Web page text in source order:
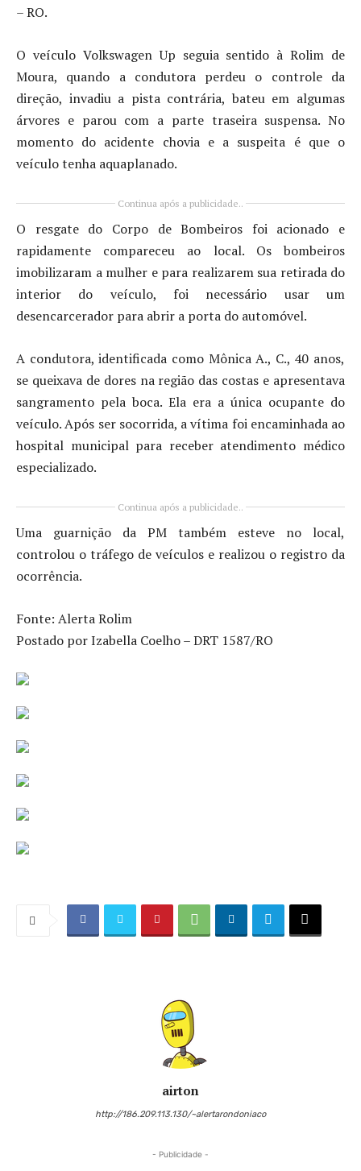
– RO.
O veículo Volkswagen Up seguia sentido à Rolim de
Moura, quando a condutora perdeu o controle da
direção, invadiu a pista contrária, bateu em algumas
árvores e parou com a parte traseira suspensa. No
momento do acidente chovia e a suspeita é que o
veículo tenha aquaplanado.
Continua após a publicidade..
O resgate do Corpo de Bombeiros foi acionado e
rapidamente compareceu ao local. Os bombeiros
imobilizaram a mulher e para realizarem sua retirada do
interior do veículo, foi necessário usar um
desencarcerador para abrir a porta do automóvel.
A condutora, identificada como Mônica A., C., 40 anos,
se queixava de dores na região das costas e apresentava
sangramento pela boca. Ela era a única ocupante do
veículo. Após ser socorrida, a vítima foi encaminhada ao
hospital municipal para receber atendimento médico
especializado.
Continua após a publicidade..
Uma guarnição da PM também esteve no local,
controlou o tráfego de veículos e realizou o registro da
ocorrência.
Fonte: Alerta Rolim
Postado por Izabella Coelho – DRT 1587/RO
airton
http://186.209.113.130/~alertarondoniaco
- Publicidade -